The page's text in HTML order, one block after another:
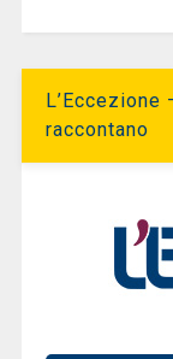
raccontano